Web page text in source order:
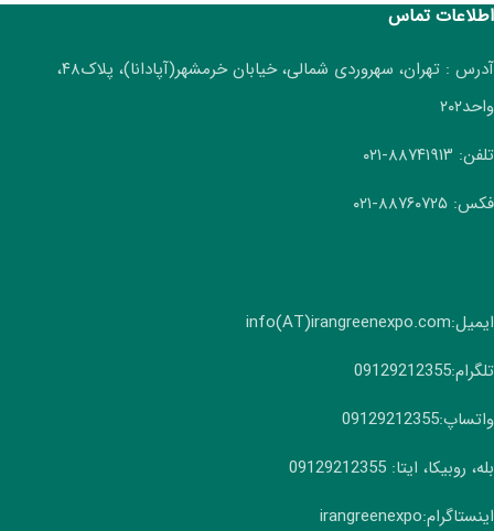
اطلاعات تماس
آدرس : تهران، سهروردی شمالی، خیابان خرمشهر(آپادانا)، پلاک۴۸،
واحد۲۰۲
تلفن: ۸۸۷۴۱۹۱۳-۰۲۱
فکس: ۸۸۷۶۰۷۲۵-۰۲۱
ایمیل:info(AT)irangreenexpo.com
تلگرام:09129212355
واتساپ:09129212355
بله، روبیکا، ایتا: 09129212355
اینستاگرام:irangreenexpo